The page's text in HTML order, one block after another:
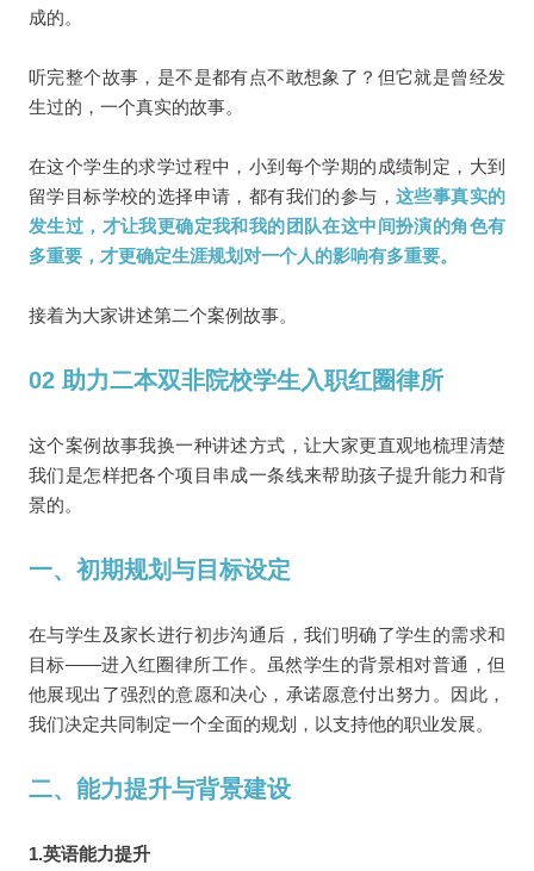
成的。
听完整个故事，是不是都有点不敢想象了？但它就是曾经发
生过的，一个真实的故事。
在这个学生的求学过程中，小到每个学期的成绩制定，大到
留学目标学校的选择申请，都有我们的参与，这些事真实的
发生过，才让我更确定我和我的团队在这中间扮演的角色有
多重要，才更确定生涯规划对一个人的影响有多重要。
接着为大家讲述第二个案例故事。
02 助力二本双非院校学生入职红圈律所
这个案例故事我换一种讲述方式，让大家更直观地梳理清楚
我们是怎样把各个项目串成一条线来帮助孩子提升能力和背
景的。
一、初期规划与目标设定
在与学生及家长进行初步沟通后，我们明确了学生的需求和
目标——进入红圈律所工作。虽然学生的背景相对普通，但
他展现出了强烈的意愿和决心，承诺愿意付出努力。因此，
我们决定共同制定一个全面的规划，以支持他的职业发展。
二、能力提升与背景建设
1.英语能力提升